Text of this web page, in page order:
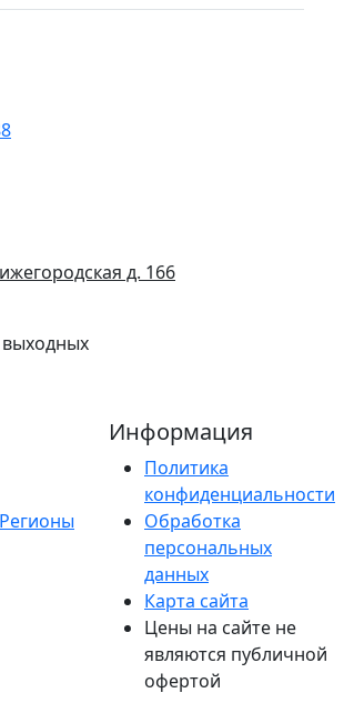
д. 166
выходных
Информация
Политика
конфиденциальности
Обработка
персональных
данных
Карта сайта
Цены на сайте не
являются публичной
офертой